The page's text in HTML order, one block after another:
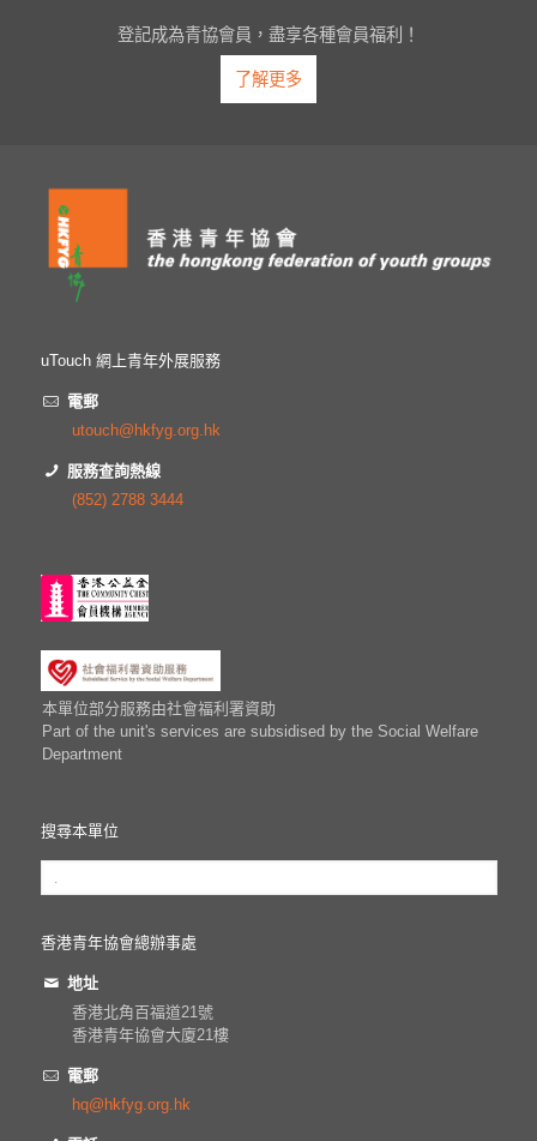
登記成為青協會員，盡享各種會員福利！
了解更多
uTouch 網上青年外展服務
電郵
utouch@hkfyg.org.hk
服務查詢熱線
(852) 2788 3444
本單位部分服務由社會福利署資助
Part of the unit's services are subsidised by the Social Welfare
Department
搜尋本單位
香港青年協會總辦事處
地址
香港北角百福道21號
香港青年協會大廈21樓
電郵
hq@hkfyg.org.hk